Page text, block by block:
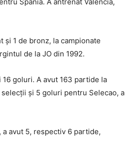
Spania. A antrenat Valencia,
și 1 de bronz, la campionate
de la JO din 1992.
goluri. A avut 163 partide la
selecții și 5 goluri pentru Selecao, a
avut 5, respectiv 6 partide,